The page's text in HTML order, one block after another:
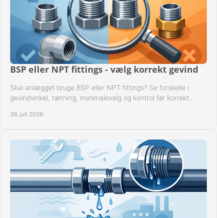
BSP eller NPT fittings - vælg korrekt gevind
Skal anlægget bruge BSP eller NPT fittings? Se forskelle i
gevindvinkel, tætning, materialevalg og kontrol før korrekt
26. juli 2026